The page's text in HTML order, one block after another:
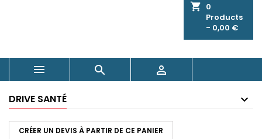
shopping_cart 0
Products
- 0,00 €
  
DRIVE SANTÉ
CRÉER UN DEVIS À PARTIR DE CE PANIER